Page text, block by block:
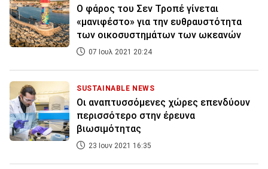
Ο φάρος του Σεν Τροπέ γίνεται
«μανιφέστο» για την ευθραυστότητα
των οικοσυστημάτων των ωκεανών
07 Ιουλ 2021 20:24
SUSTAINABLE NEWS
Οι αναπτυσσόμενες χώρες επενδύουν
περισσότερο στην έρευνα
βιωσιμότητας
23 Ιουν 2021 16:35